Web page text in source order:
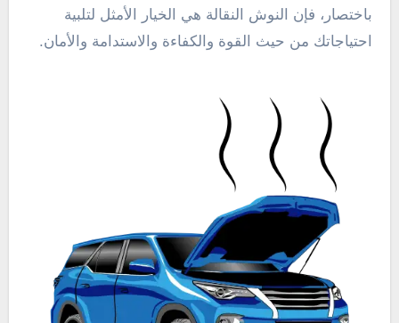
باختصار، فإن النوش النقالة هي الخيار الأمثل لتلبية
احتياجاتك من حيث القوة والكفاءة والاستدامة والأمان.